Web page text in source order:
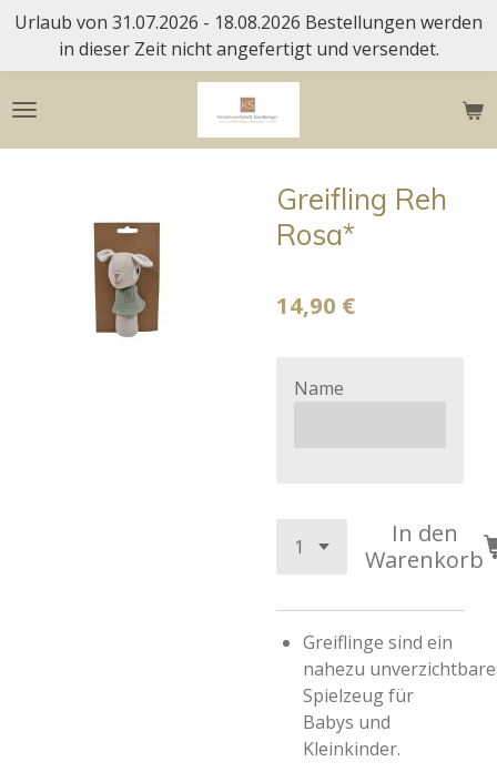
Zum
Hauptinhalt
springen
Urlaub von 31.07.2026 - 18.08.2026 Bestellungen werden
in dieser Zeit nicht angefertigt und versendet.
Greifling Reh
Rosa*
14,90 €
Name
In den
Warenkorb
Greiflinge sind ein
nahezu
Spielzeug für
Babys und
Kleinkinder.